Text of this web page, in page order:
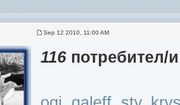
Sep 12 2010, 11:00 AM
116 потребител/